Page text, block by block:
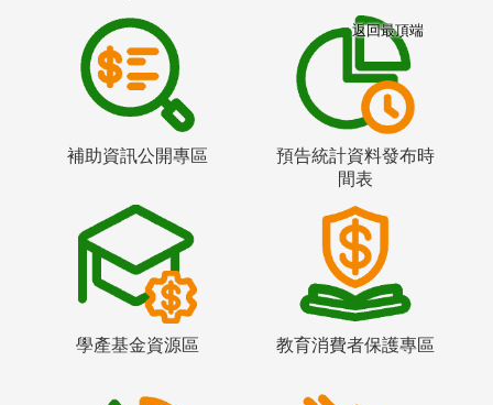
補助資訊公開專區
預告統計資料發布時
間表
學產基金資源區 教育消費者保護專區
返回最頂端